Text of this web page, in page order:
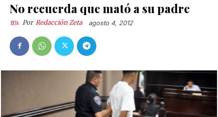
No recuerda que mató a su padre
Por Redacción Zeta agosto 4, 2012